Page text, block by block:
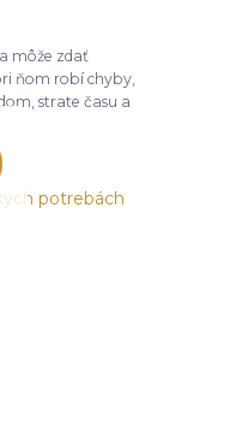
môže zdať
ňom robí chyby,
strate času a